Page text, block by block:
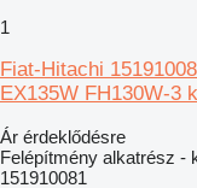
1
Fiat-Hitachi
EX135W FH130W-3
Ár érdeklődésre
Felépítmény alkatrész -
151910081